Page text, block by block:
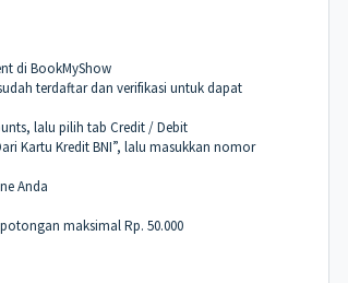
di BookMyShow
terdaftar dan verifikasi untuk dapat
lalu pilih tab Credit / Debit
Kartu Kredit BNI”, lalu masukkan nomor
Anda
maksimal Rp. 50.000